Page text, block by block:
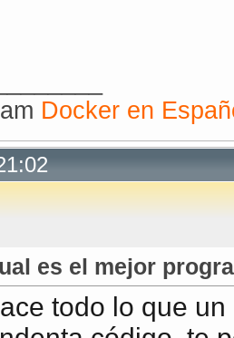
Docker en
es el mejor
todo lo que